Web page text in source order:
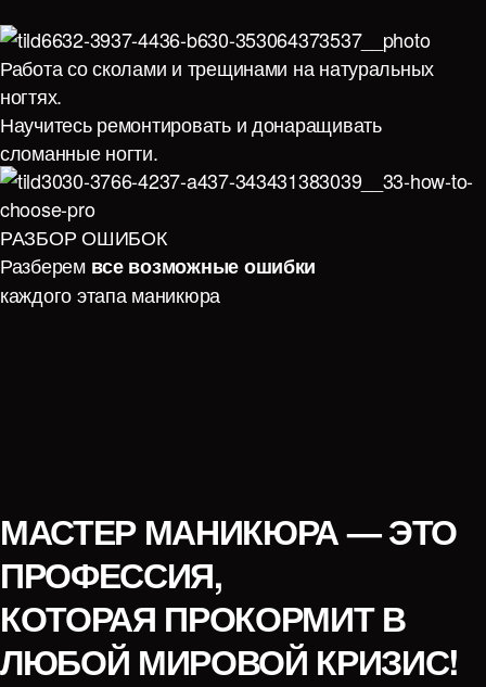
Работа со сколами и трещинами на натуральных
ногтях.
Научитесь ремонтировать и донаращивать
сломанные ногти.
РАЗБОР ОШИБОК
Разберем все возможные ошибки
каждого этапа маникюра
МАСТЕР МАНИКЮРА — ЭТО
ПРОФЕССИЯ,
КОТОРАЯ ПРОКОРМИТ В
ЛЮБОЙ МИРОВОЙ КРИЗИС!